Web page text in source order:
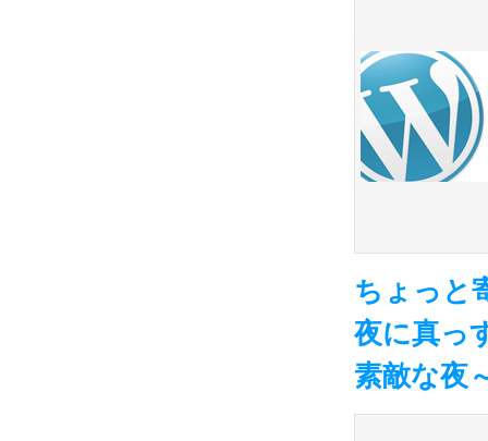
ちょっと
夜に真っ
素敵な夜